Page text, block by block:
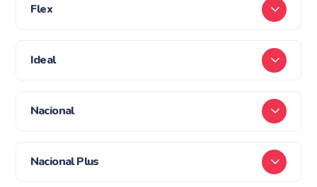
Flex
Ideal
Nacional
Nacional Plus